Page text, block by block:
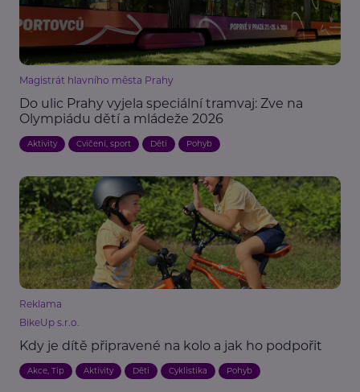
Magistrát hlavního města Prahy
Do ulic Prahy vyjela speciální tramvaj: Zve na
Olympiádu dětí a mládeže 2026
Aktivity Cvičení, sport Děti Pohyb
Reklama
BikeUp s.r.o.
Kdy je dítě připravené na kolo a jak ho podpořit
Akce, Tip Aktivity Děti Cyklistika Pohyb